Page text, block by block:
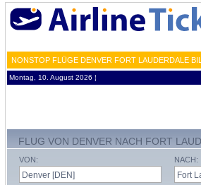
NONSTOP FLÜGE DENVER FORT LAUDERDALE
Montag, 10. August 2026 ¦
FLUG VON DENVER NACH FORT
VON: NACH: